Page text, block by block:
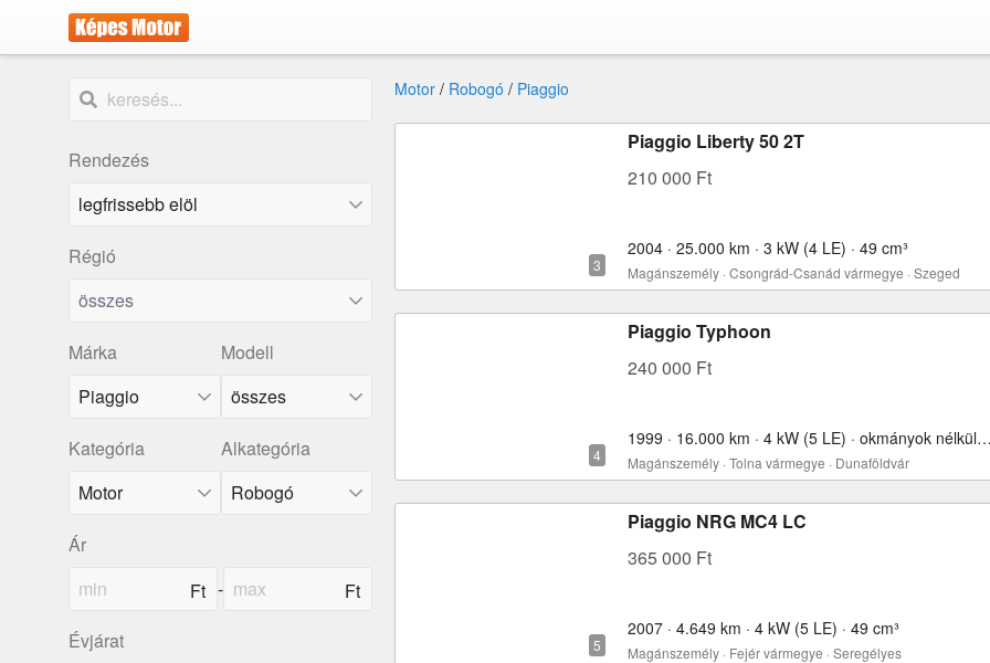
Rendezés
Régió
összes
Márka
Piaggio
Modell
összes
Kategória Alkategória
Ár
-
Évjárat
Motor / Robogó / Piaggio
Piaggio Liberty 50 2T
210 000 Ft
2004 · 25.000 km · 3 kW (4 LE) · 49 cm³
Magánszemély · Csongrád-Csanád vármegye · Szeged
Piaggio Typhoon
240 000 Ft
1999 · 16.000 km · 4 kW (5 LE) · okmányok nélkül · 50 cm³
Magánszemély · Tolna vármegye · Dunaföldvár
Piaggio NRG MC4 LC
365 000 Ft
2007 · 4.649 km · 4 kW (5 LE) · 49 cm³
Magánszemély · Fejér vármegye · Seregélyes